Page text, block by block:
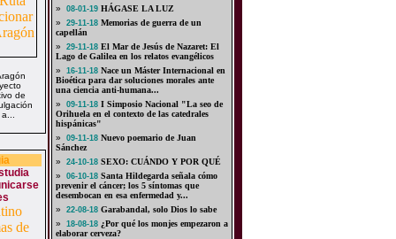
de
»
08-01-19HÁGASE LA LUZ
»
29-11-18Memorias de guerra de un
capellán
»
29-11-18El Mar de Jesús de Nazaret: El
Lago de Galilea en los relatos evangélicos
»
16-11-18Nace un Máster Internacional en
Bioética para dar soluciones morales ante
una ciencia anti-humana...
»
09-11-18I Simposio Nacional "La seo de
Orihuela en el contexto de las catedrales
hispánicas"
»
09-11-18Nuevo poemario de Juan
Sánchez
»
24-10-18SEXO: CUÁNDO Y POR QUÉ
»
06-10-18Santa Hildegarda señala cómo
prevenir el cáncer; los 5 síntomas que
desembocan en esa enfermedad y...
»
22-08-18Garabandal, solo Dios lo sabe
»
18-08-18¿Por qué los monjes empezaron a
elaborar cerveza?